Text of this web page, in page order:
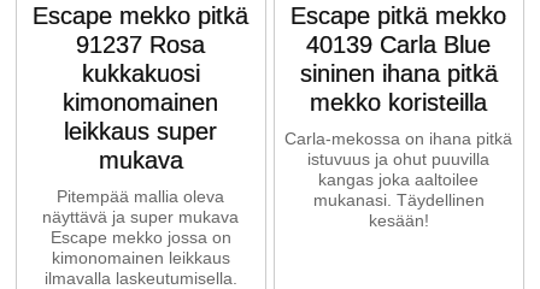
Escape mekko pitkä
91237 Rosa
kukkakuosi
kimonomainen
leikkaus super
mukava
Pitempää mallia oleva
näyttävä ja super mukava
Escape mekko jossa on
kimonomainen leikkaus
ilmavalla laskeutumisella.
Escape pitkä mekko
40139 Carla Blue
sininen ihana pitkä
mekko koristeilla
Carla-mekossa on ihana pitkä
istuvuus ja ohut puuvilla
kangas joka aaltoilee
mukanasi. Täydellinen
kesään!